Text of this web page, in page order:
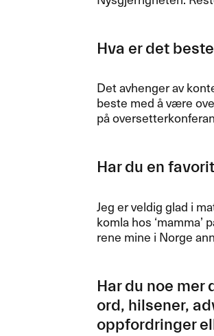
Hva er det
Det avhenger av
beste med ​å v​æ​re
p​å
Har du en
Jeg er veldig glad i
komla hos
rene mine i Norge
Har du noe mer
ord, hilsener,
oppfordringer